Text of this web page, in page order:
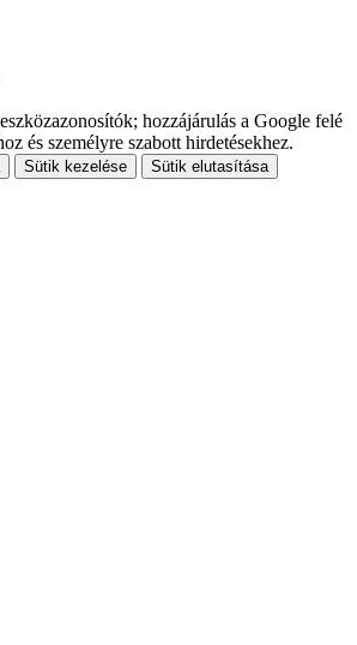
hozzájárulás a Google felé
és személyre szabott hirdetésekhez.
Sütik kezelése Sütik elutasítása